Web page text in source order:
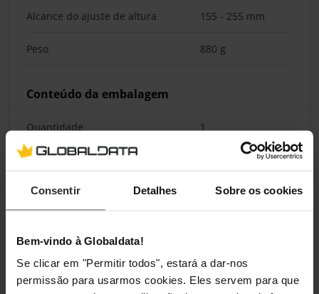
Consentir Detalhes Sobre os cookies
Bem-vindo à Globaldata!
Se clicar em "Permitir todos", estará a dar-nos
permissão para usarmos cookies. Eles servem para que
Alcance do ajuste de altura 155 - 255 mm
Peso 880 g
Conteúdo da embalagem
Quantidade 1
Classificações